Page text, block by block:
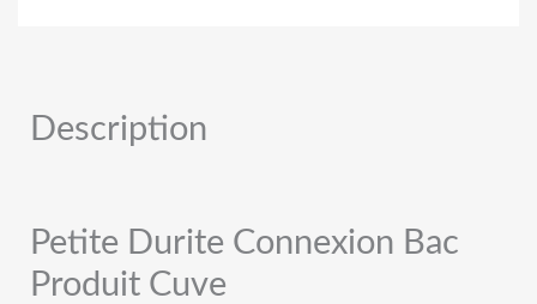
Description
Petite Durite Connexion Bac
Produit Cuve